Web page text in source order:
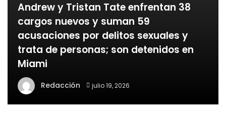
Andrew y Tristan Tate enfrentan 38
cargos nuevos y suman 59
acusaciones por delitos sexuales y
trata de personas; son detenidos en
Miami
Redacción julio 19, 2026